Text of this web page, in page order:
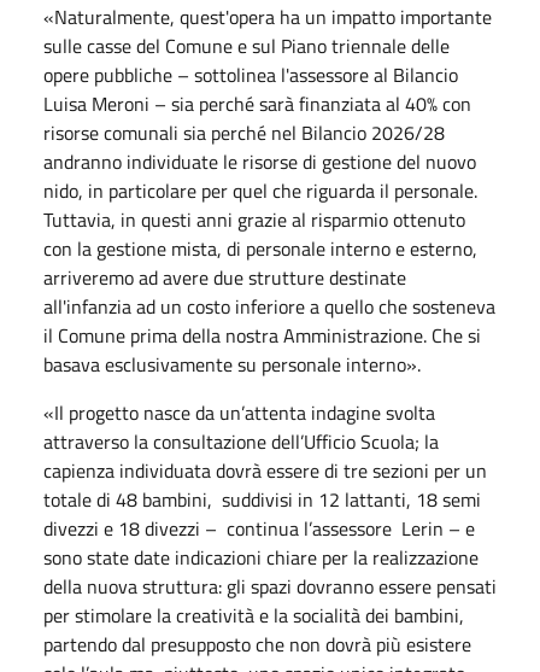
«Naturalmente, quest'opera ha un impatto importante
sulle casse del Comune e sul Piano triennale delle
opere pubbliche – sottolinea l'assessore al Bilancio
Luisa Meroni – sia perché sarà finanziata al 40% con
risorse comunali sia perché nel Bilancio 2026/28
andranno individuate le risorse di gestione del nuovo
nido, in particolare per quel che riguarda il personale.
Tuttavia, in questi anni grazie al risparmio ottenuto
con la gestione mista, di personale interno e esterno,
arriveremo ad avere due strutture destinate
all'infanzia ad un costo inferiore a quello che sosteneva
il Comune prima della nostra Amministrazione. Che si
basava esclusivamente su personale interno».
«Il progetto nasce da un’attenta indagine svolta
attraverso la consultazione dell’Ufficio Scuola; la
capienza individuata dovrà essere di tre sezioni per un
totale di 48 bambini, suddivisi in 12 lattanti, 18 semi
divezzi e 18 divezzi – continua l’assessore Lerin – e
sono state date indicazioni chiare per la realizzazione
della nuova struttura: gli spazi dovranno essere pensati
per stimolare la creatività e la socialità dei bambini,
partendo dal presupposto che non dovrà più esistere